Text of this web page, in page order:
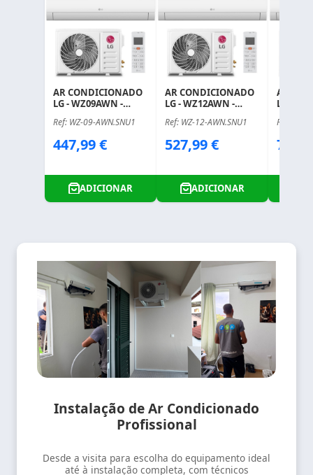
AR CONDICIONADO
LG - WZ09AWN -
WZ09AWN.SNU1 +
WZ09AWU.SUU1
Ref: WZ-09-AWN.SNU1
Price
447,99 €
ADICIONAR
AR CONDICIONADO
LG - WZ12AWN -
WZ12AWN.SNU1 +
WZ12AWU.SUU1
Ref: WZ-12-AWN.SNU1
Price
527,99 €
ADICIONAR
AR
LG -
Ref: WZ-
Price
Instalação de Ar Condicionado
Profissional
Desde a visita para escolha do equipamento ideal
até à instalação completa, com técnicos